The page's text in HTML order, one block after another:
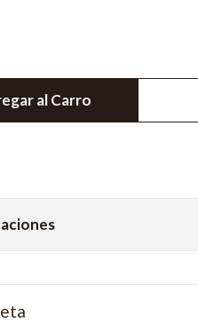
al Carro